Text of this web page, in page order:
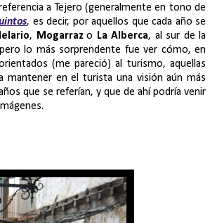
a Tejero (generalmente en tono de
, es decir, por aquellos que cada año se
, Mogarrazo La Alberca, al sur de la
lo más sorprendente fue ver cómo, en
(me pareció) al turismo, aquellas
mantener en el turista una visión aún más
que se referían, y que de ahí podría venir